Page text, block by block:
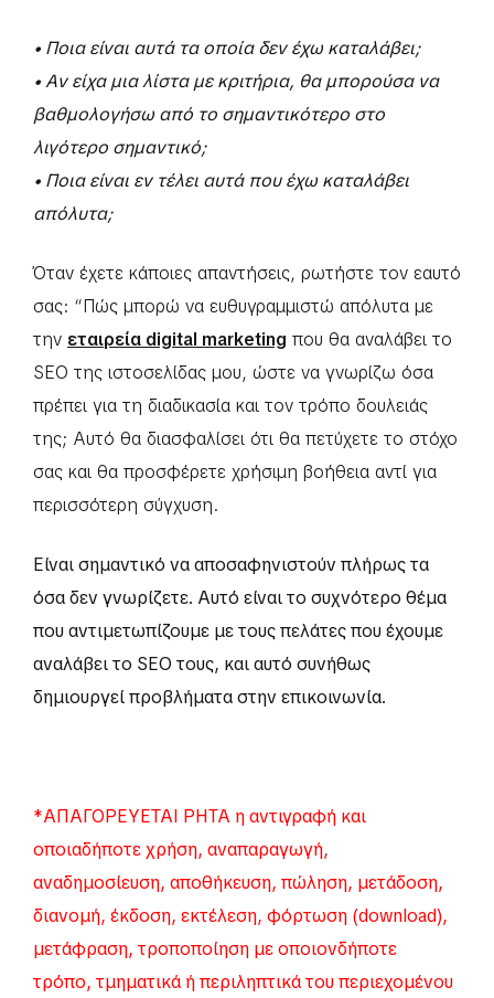
• Ποια είναι αυτά τα οποία δεν έχω καταλάβει;
• Αν είχα μια λίστα με κριτήρια, θα μπορούσα να
βαθμολογήσω από το σημαντικότερο στο
λιγότερο σημαντικό;
• Ποια είναι εν τέλει αυτά που έχω καταλάβει
απόλυτα;
Όταν έχετε κάποιες απαντήσεις, ρωτήστε τον εαυτό
σας: “Πώς μπορώ να ευθυγραμμιστώ απόλυτα με
την εταιρεία digital marketing που θα αναλάβει το
SEO της ιστοσελίδας μου, ώστε να γνωρίζω όσα
πρέπει για τη διαδικασία και τον τρόπο δουλειάς
της; Αυτό θα διασφαλίσει ότι θα πετύχετε το στόχο
σας και θα προσφέρετε χρήσιμη βοήθεια αντί για
περισσότερη σύγχυση.
Είναι σημαντικό να αποσαφηνιστούν πλήρως τα
όσα δεν γνωρίζετε. Αυτό είναι το συχνότερο θέμα
που αντιμετωπίζουμε με τους πελάτες που έχουμε
αναλάβει το SEO τους, και αυτό συνήθως
δημιουργεί προβλήματα στην επικοινωνία.
*ΑΠΑΓΟΡΕΥΕΤΑΙ ΡΗΤΑ η αντιγραφή και
οποιαδήποτε χρήση, αναπαραγωγή,
αναδημοσίευση, αποθήκευση, πώληση, μετάδοση,
διανομή, έκδοση, εκτέλεση, φόρτωση (download),
μετάφραση, τροποποίηση με οποιονδήποτε
τρόπο, τμηματικά ή περιληπτικά του περιεχομένου